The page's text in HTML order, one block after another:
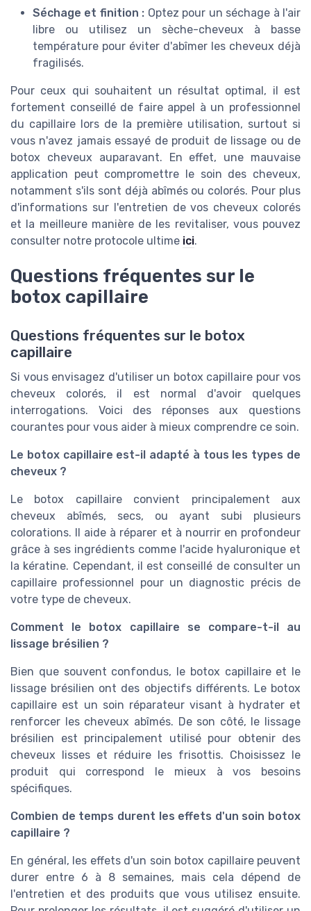
Séchage et finition : Optez pour un séchage à l'air
libre ou utilisez un sèche-cheveux à basse
température pour éviter d'abîmer les cheveux déjà
fragilisés.
Pour ceux qui souhaitent un résultat optimal, il est
fortement conseillé de faire appel à un professionnel
du capillaire lors de la première utilisation, surtout si
vous n'avez jamais essayé de produit de lissage ou de
botox cheveux auparavant. En effet, une mauvaise
application peut compromettre le soin des cheveux,
notamment s'ils sont déjà abîmés ou colorés. Pour plus
d'informations sur l'entretien de vos cheveux colorés
et la meilleure manière de les revitaliser, vous pouvez
consulter notre protocole ultime ici.
Questions fréquentes sur le
botox capillaire
Questions fréquentes sur le botox
capillaire
Si vous envisagez d'utiliser un botox capillaire pour vos
cheveux colorés, il est normal d'avoir quelques
interrogations. Voici des réponses aux questions
courantes pour vous aider à mieux comprendre ce soin.
Le botox capillaire est-il adapté à tous les types de
cheveux ?
Le botox capillaire convient principalement aux
cheveux abîmés, secs, ou ayant subi plusieurs
colorations. Il aide à réparer et à nourrir en profondeur
grâce à ses ingrédients comme l'acide hyaluronique et
la kératine. Cependant, il est conseillé de consulter un
capillaire professionnel pour un diagnostic précis de
votre type de cheveux.
Comment le botox capillaire se compare-t-il au
lissage brésilien ?
Bien que souvent confondus, le botox capillaire et le
lissage brésilien ont des objectifs différents. Le botox
capillaire est un soin réparateur visant à hydrater et
renforcer les cheveux abîmés. De son côté, le lissage
brésilien est principalement utilisé pour obtenir des
cheveux lisses et réduire les frisottis. Choisissez le
produit qui correspond le mieux à vos besoins
spécifiques.
Combien de temps durent les effets d'un soin botox
capillaire ?
En général, les effets d'un soin botox capillaire peuvent
durer entre 6 à 8 semaines, mais cela dépend de
l'entretien et des produits que vous utilisez ensuite.